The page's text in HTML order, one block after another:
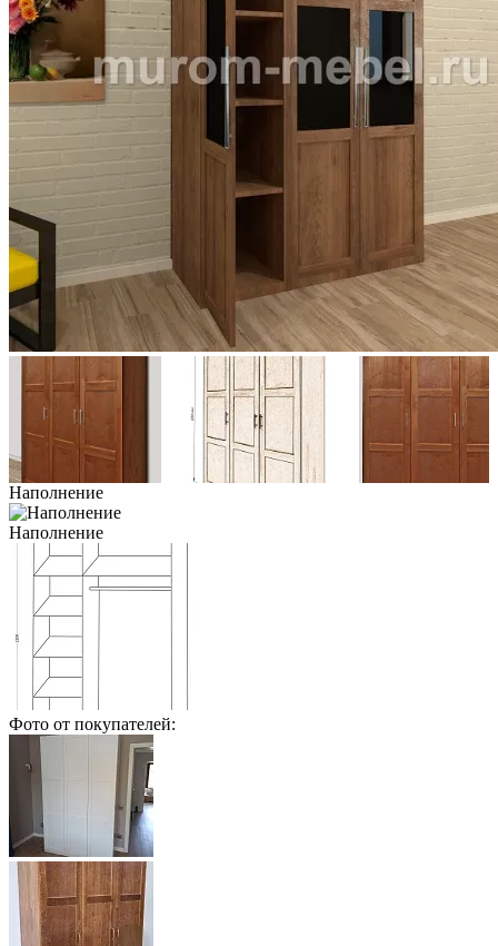
Наполнение
Наполнение
Фото от покупателей: